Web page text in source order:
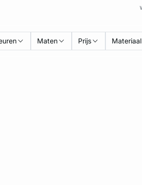
Maten Prijs Materiaal